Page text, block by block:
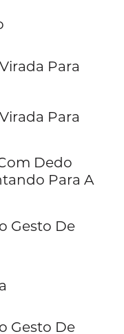
Para
Para
Dedo
Para A
Gesto De
Gesto De